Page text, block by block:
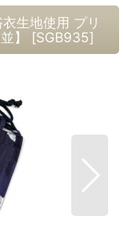
生地使用 プリ
】
[SGB935]